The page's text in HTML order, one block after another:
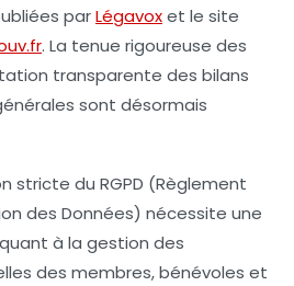
parLégavoxet le site
. La tenue rigoureuse des
transparente des bilans
sont désormais
stricte du RGPD (Règlement
des Données) nécessite une
à la gestion des
des membres, bénévoles et